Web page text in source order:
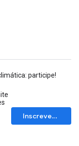
participe!
Inscrever-se